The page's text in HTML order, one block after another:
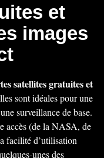
et
images
satellites gratuites et
sont idéales pour une
surveillance de base.
accès (de la NASA, de
facilité d’utilisation
unes des